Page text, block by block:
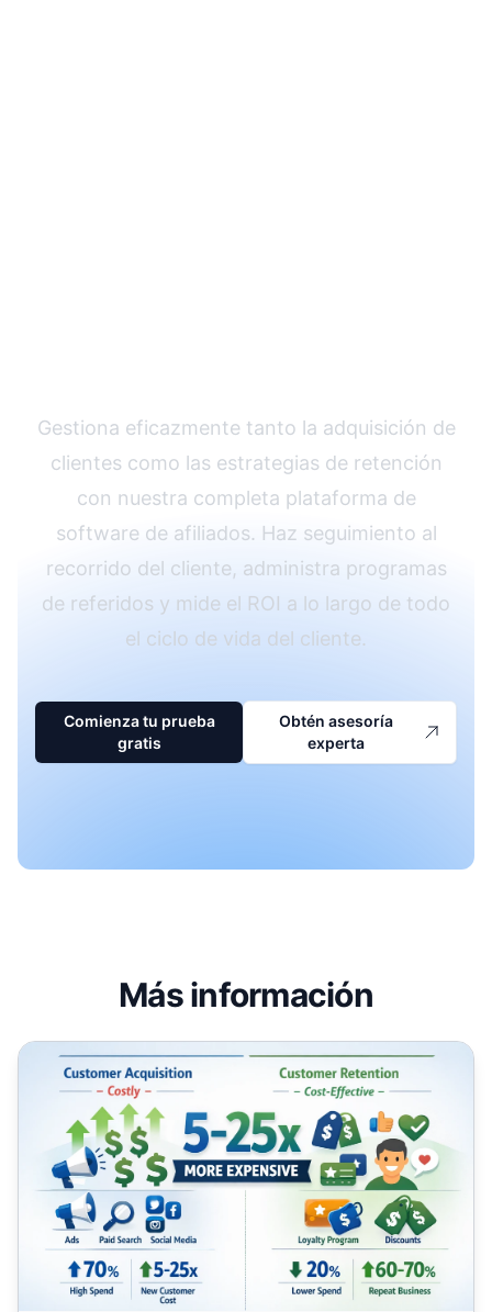
Gestiona eficazmente tanto la adquisición de
clientes como las estrategias de retención
con nuestra completa plataforma de
software de afiliados. Haz seguimiento al
recorrido del cliente, administra programas
de referidos y mide el ROI a lo largo de todo
el ciclo de vida del cliente.
Comienza tu prueba
gratis
Obtén asesoría
experta
Más información
Por qué la retención de clientes cuesta 5 veces menos